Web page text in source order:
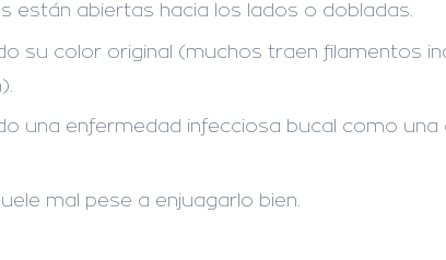
están abiertas hacia los lados o dobladas.
su color original (muchos traen filamentos
una enfermedad infecciosa bucal como
mal pese a enjuagarlo bien.